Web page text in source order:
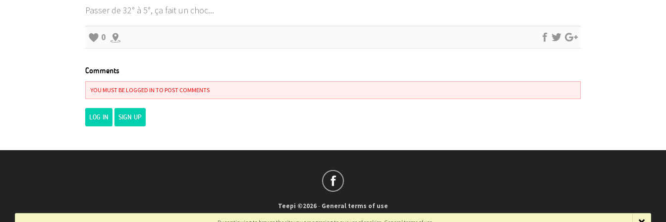
Passer de 32° à 5°, ça fait un choc...
0
Comments
YOU MUST BE LOGGED IN TO POST COMMENTS
LOG IN SIGN UP
Teepi ©2026- General terms of use